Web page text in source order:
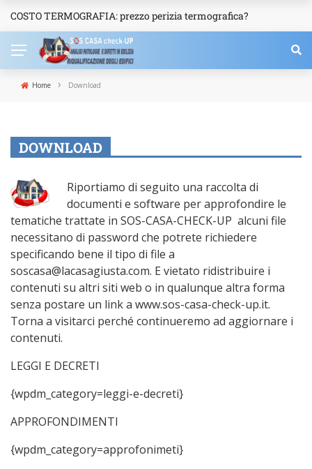
NEWS
COSTO TERMOGRAFIA: prezzo perizia termografica?
Home › Download
DOWNLOAD
Riportiamo di seguito una raccolta di
documenti e software per approfondire le
tematiche trattate in SOS-CASA-CHECK-UP alcuni file
necessitano di password che potrete richiedere
specificando bene il tipo di file a
soscasa@lacasagiusta.com. E vietato ridistribuire i
contenuti su altri siti web o in qualunque altra forma
senza postare un link a www.sos-casa-check-up.it.
Torna a visitarci perché continueremo ad aggiornare i
contenuti.
LEGGI E DECRETI
{wpdm_category=leggi-e-decreti}
APPROFONDIMENTI
{wpdm_category=approfonimeti}